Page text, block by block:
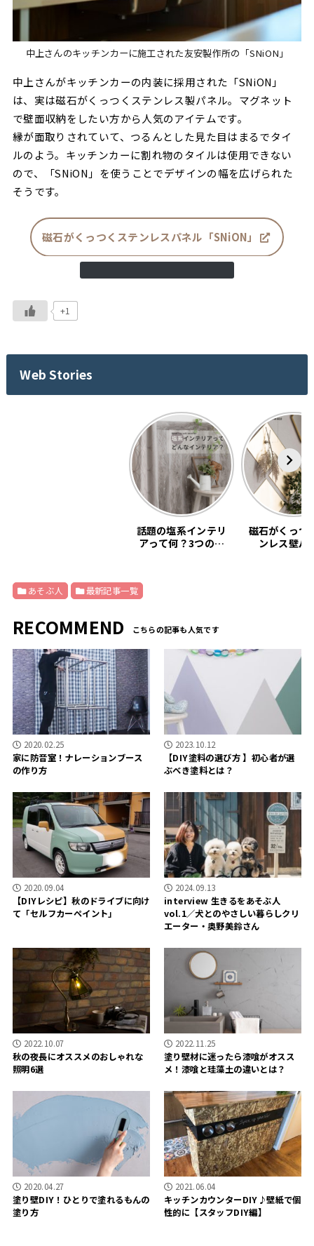
中上さんのキッチンカーに施工された友安製作所の「SNiON」
中上さんがキッチンカーの内装に採用された「SNiON」
は、実は磁石がくっつくステンレス製パネル。マグネット
で壁面収納をしたい方から人気のアイテムです。
縁が面取りされていて、つるんとした見た目はまるでタイ
ルのよう。キッチンカーに割れ物のタイルは使用できない
ので、「SNiON」を使うことでデザインの幅を広げられた
そうです。
磁石がくっつくステンレスパネル「SNiON」
+1
Web Stories
話題の塩系インテリ
アって何？3つの基
磁石がくっつ
ンレス壁パ
あそぶ人 最新記事一覧
RECOMMEND
2020.02.25
家に防音室！ナレーションブース
の作り方
2023.10.12
【DIY塗料の選び方 】初心者が選
ぶべき塗料とは？
2020.09.04
【DIYレシピ】秋のドライブに向け
て「セルフカーペイント」
2024.09.13
interview 生きるをあそぶ人
vol.1／犬とのやさしい暮らしクリ
エーター・奥野美鈴さん
2022.10.07
秋の夜長にオススメのおしゃれな
照明6選
2022.11.25
塗り壁材に迷ったら漆喰がオスス
メ！漆喰と珪藻土の違いとは？
2020.04.27
塗り壁DIY！ひとりで塗れるもんの
塗り方
2021.06.04
キッチンカウンターDIY♪壁紙で個
性的に【スタッフDIY編】